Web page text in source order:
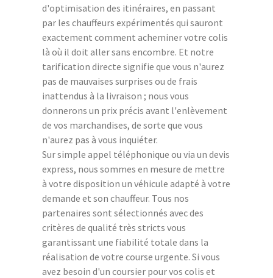
d'optimisation des itinéraires, en passant
par les chauffeurs expérimentés qui sauront
exactement comment acheminer votre colis
là où il doit aller sans encombre. Et notre
tarification directe signifie que vous n'aurez
pas de mauvaises surprises ou de frais
inattendus à la livraison ; nous vous
donnerons un prix précis avant l'enlèvement
de vos marchandises, de sorte que vous
n'aurez pas à vous inquiéter.
Sur simple appel téléphonique ou via un devis
express, nous sommes en mesure de mettre
à votre disposition un véhicule adapté à votre
demande et son chauffeur. Tous nos
partenaires sont sélectionnés avec des
critères de qualité très stricts vous
garantissant une fiabilité totale dans la
réalisation de votre course urgente. Si vous
avez besoin d'un coursier pour vos colis et